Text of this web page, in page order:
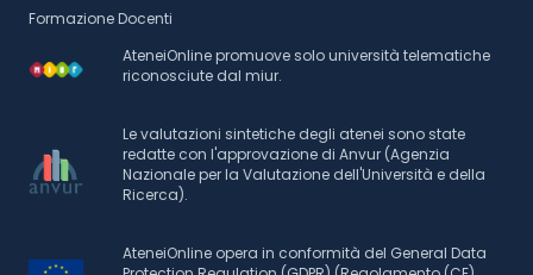
Formazione Docenti
AteneiOnline promuove solo università telematiche
riconosciute dal miur.
Le valutazioni sintetiche degli atenei sono state
redatte con l'approvazione di Anvur (Agenzia
Nazionale per la Valutazione dell'Università e della
Ricerca).
AteneiOnline opera in conformità del General Data